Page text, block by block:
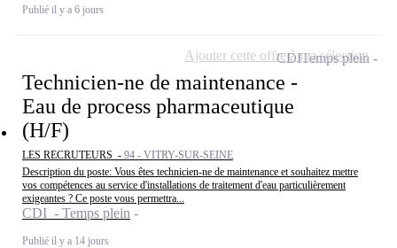
Publié il y a 6 jours
Technicien-ne de maintenance -
Eau de process pharmaceutique
(H/F)
LES RECRUTEURS - 94 - VITRY-SUR-SEINE
Description du poste: Vous êtes technicien-ne de maintenance et souhaitez mettre
vos compétences au service d'installations de traitement d'eau particulièrement
exigeantes ? Ce poste vous permettra...
CDI - Temps plein
Publié il y a 14 jours
CDITemps plein
Ajouter cette offre à ma sélection